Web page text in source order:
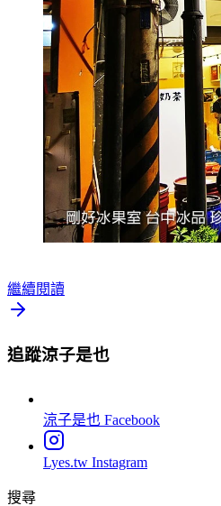
繼續閱讀
追蹤涼子是也
涼子是也 Facebook
Lyes.tw Instagram
搜尋